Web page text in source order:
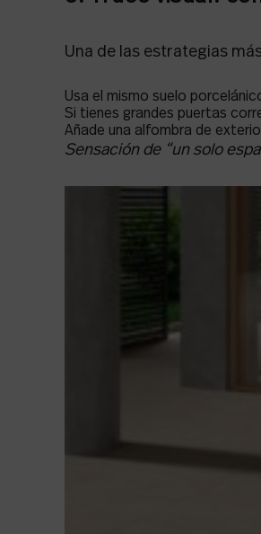
Una de las estrategias
Usa el mismo suelo
Si tienes grandes puertas
Añade una alfombra de
Sensación de “un solo